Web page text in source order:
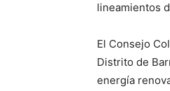
lineamientos
El Consejo
Distrito de
energía